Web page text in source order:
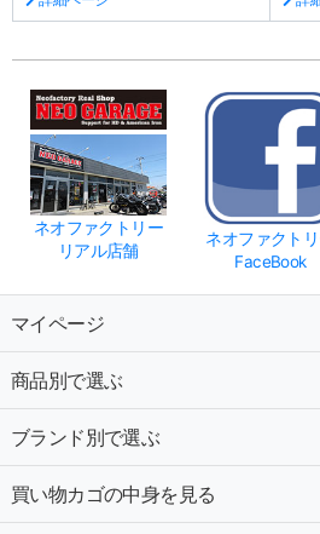
ネオファクトリー
リアル店舗
ネオファクト
FaceBook
マイページ
商品別で選ぶ
ブランド別で選ぶ
買い物カゴの中身を見る